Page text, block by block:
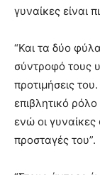
γυναίκες είναι
“Και τα δύο
σύντροφό τους
προτιμήσεις
επιβλητικό
ενώ οι
προσταγές του”.